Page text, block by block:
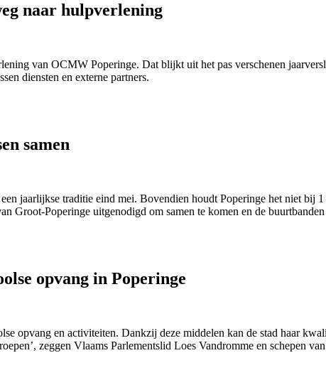
naar hulpverlening
van OCMW Poperinge. Dat blijkt uit het pas verschenen
diensten en externe partners.
samen
jaarlijkse traditie eind mei. Bovendien houdt Poperinge het niet bij
Groot-Poperinge uitgenodigd om samen te komen en de buurtbanden
opvang in Poperinge
opvang en activiteiten. Dankzij deze middelen kan de stad haar
zeggen Vlaams Parlementslid Loes Vandromme en schepen